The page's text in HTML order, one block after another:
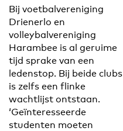
Bij voetbalvereniging
Drienerlo en
volleybalvereniging
Harambee is al geruime
tijd sprake van een
ledenstop. Bij beide clubs
is zelfs een flinke
wachtlijst ontstaan.
‘Geïnteresseerde
studenten moeten